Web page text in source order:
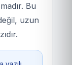
Bu
uzun